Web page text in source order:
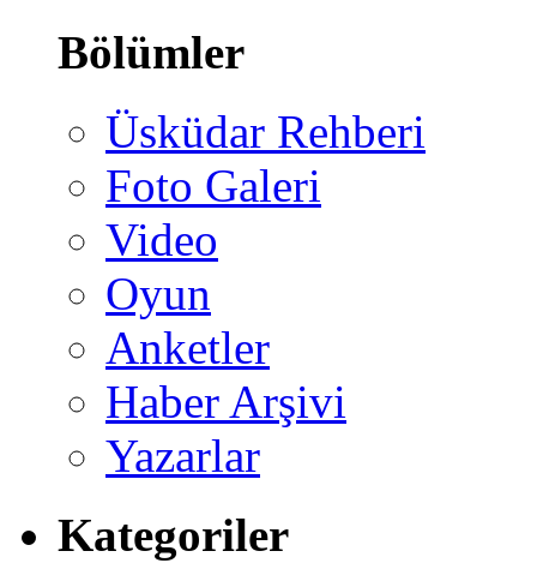
Bölümler
Üsküdar Rehberi
Foto Galeri
Video
Oyun
Anketler
Haber Arşivi
Yazarlar
Kategoriler